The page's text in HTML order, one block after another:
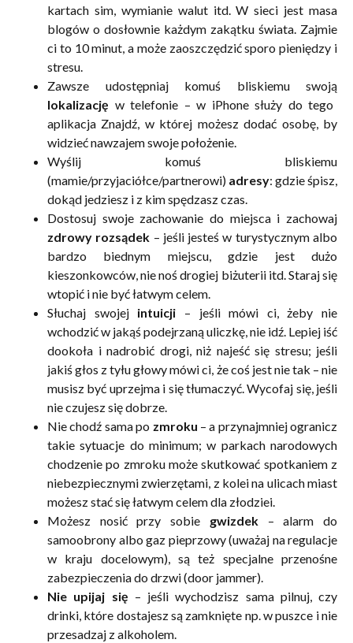
kartach sim, wymianie walut itd. W sieci jest masa
blogów o dosłownie każdym zakątku świata. Zajmie
ci to 10 minut, a może zaoszczędzić sporo pieniędzy i
stresu.
Zawsze udostępniaj
komuś bliskiemu
swoją
lokalizację w telefonie – w iPhone służy do tego
aplikacja Znajdź, w której możesz dodać osobę, by
widzieć nawzajem swoje położenie.
Wyślij komuś bliskiemu
(mamie/przyjaciółce/partnerowi) adresy: gdzie śpisz,
dokąd jedziesz i z kim spędzasz czas.
Dostosuj swoje zachowanie do miejsca i zachowaj
zdrowy rozsądek – jeśli jesteś w turystycznym albo
bardzo biednym miejscu, gdzie jest dużo
kieszonkowców, nie noś drogiej biżuterii itd. Staraj się
wtopić i nie być łatwym celem.
Słuchaj swojej intuicji – jeśli mówi ci, żeby nie
wchodzić w jakąś podejrzaną uliczkę, nie idź. Lepiej iść
dookoła i nadrobić drogi, niż najeść się stresu; jeśli
jakiś głos z tyłu głowy mówi ci, że coś jest nie tak – nie
musisz być uprzejma i się tłumaczyć. Wycofaj się, jeśli
nie czujesz się dobrze.
Nie chodź sama po zmroku – a przynajmniej ogranicz
takie sytuacje do minimum; w parkach narodowych
chodzenie po zmroku może skutkować spotkaniem z
niebezpiecznymi zwierzętami, z kolei na ulicach miast
możesz stać się łatwym celem dla złodziei.
Możesz nosić przy sobie gwizdek– alarm do
samoobrony albo gaz pieprzowy (uważaj na regulacje
w kraju docelowym), są też specjalne przenośne
zabezpieczenia do drzwi (door jammer).
Nie upijaj się – jeśli wychodzisz sama pilnuj, czy
drinki, które dostajesz są zamknięte np. w puszce i nie
przesadzaj z alkoholem.